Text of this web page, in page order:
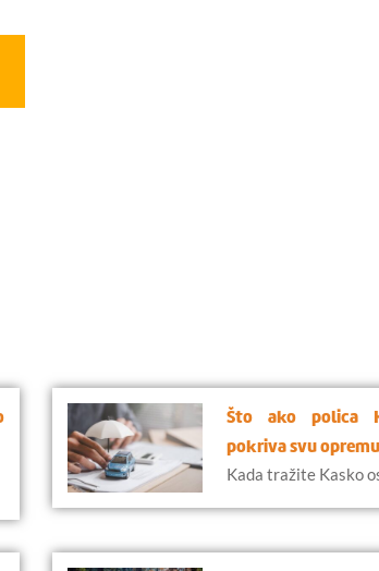
Što ako polica
pokriva svu
Kada tražite Kasko